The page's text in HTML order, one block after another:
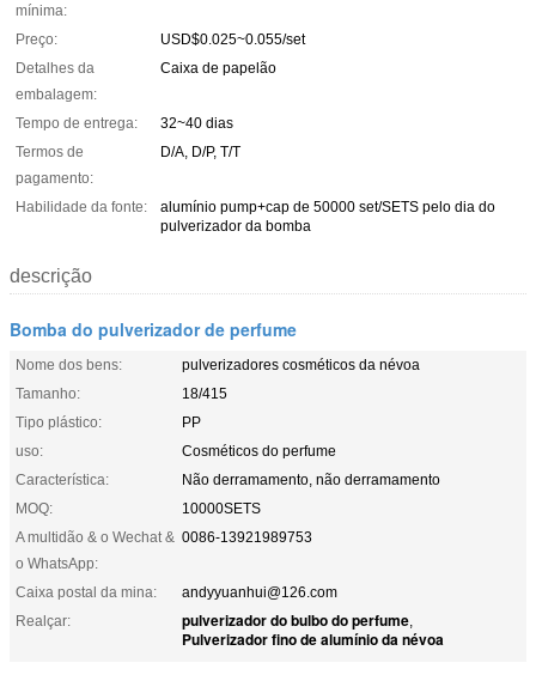
mínima:
Preço:
USD$0.025~0.055/set
Detalhes da
embalagem:
Caixa de papelão
Tempo de entrega:
32~40 dias
Termos de
pagamento:
D/A, D/P, T/T
Habilidade da fonte:
alumínio pump+cap de 50000 set/SETS pelo dia do
pulverizador da bomba
descrição
Bomba do pulverizador de perfume
Nome dos bens:
pulverizadores cosméticos da névoa
Tamanho:
18/415
Tipo plástico:
PP
uso:
Cosméticos do perfume
Característica:
Não derramamento, não derramamento
MOQ:
10000SETS
A multidão & o Wechat &
o WhatsApp:
0086-13921989753
Caixa postal da mina:
andyyuanhui@126.com
Realçar:
pulverizador do bulbo do perfume,
Pulverizador fino de alumínio da névoa